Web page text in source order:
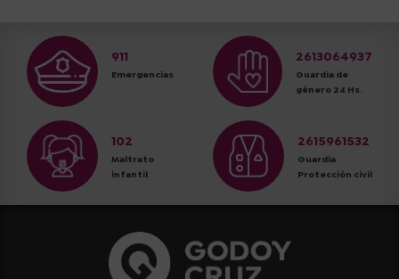
911
Emergencias
2613064937
Guardia de
género 24 Hs.
102
Maltrato
infantil
2615961532
Guardia
Protección civil